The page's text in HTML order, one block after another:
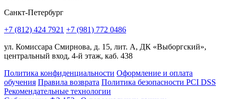
Санкт-Петербург
+7 (812) 424 7921 +7 (981) 772 0486
ул. Комиссара Смирнова, д. 15, лит. А, ДК «Выборгский»,
центральный вход, 4-й этаж, каб. 438
Политика конфиденциальности Оформление и оплата
обучения Правила возврата Политика безопасности PCI DSS
Рекомендательные технологии